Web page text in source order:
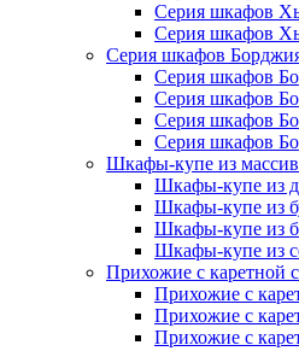
Серия шкафов
Серия шкафов
Серия шкафов
Серия шкафов
Серия шкафов
Серия шкафов
Серия шкафов
Шкафы-купе из
Шкафы-купе из
Шкафы-купе из
Шкафы-купе из
Шкафы-купе из
Прихожие с каретной
Прихожие с
Прихожие с
Прихожие с